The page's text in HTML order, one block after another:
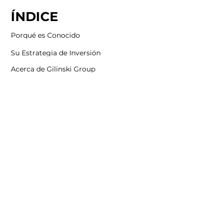
ÍNDICE
Porqué es Conocido
Su Estrategia de Inversión
Acerca de Gilinski Group